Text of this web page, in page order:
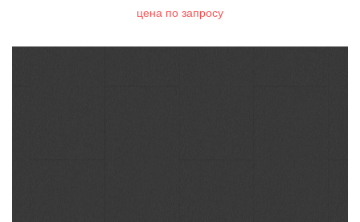
цена по запросу